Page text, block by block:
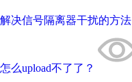
解决信号隔离器干扰的方法
怎么upload不了了？